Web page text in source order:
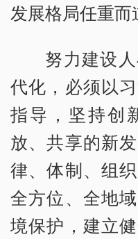
发展格局任重而
努力建设
代化，必须以
指导，坚持创
放、共享的新
律、体制、组
全方位、全地
境保护，建立